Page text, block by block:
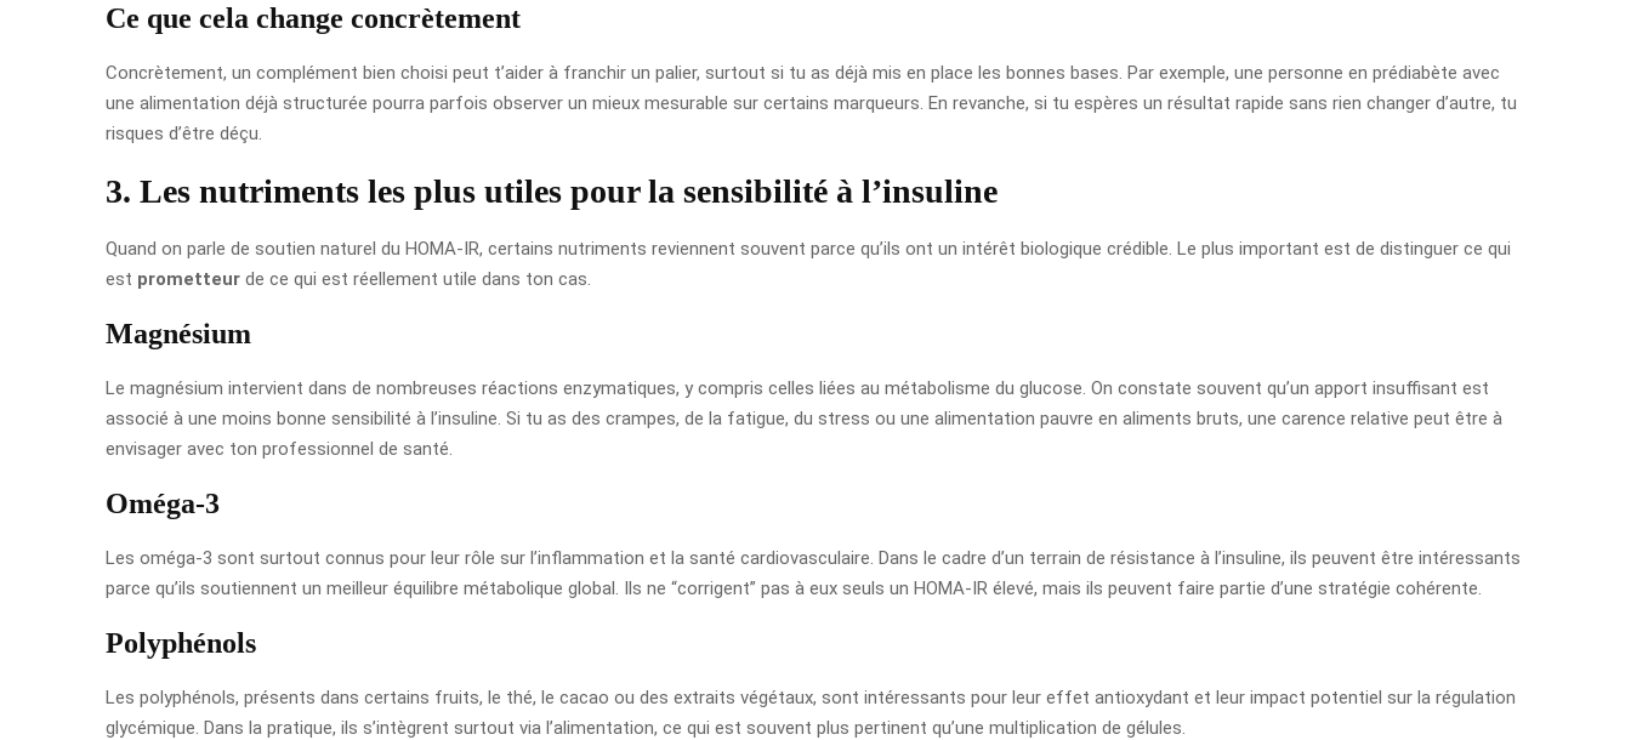
Ce que cela change concrètement
Concrètement, un complément bien choisi peut t’aider à franchir un palier, surtout si tu as déjà mis en place les bonnes bases. Par exemple, une personne en prédiabète avec
une alimentation déjà structurée pourra parfois observer un mieux mesurable sur certains marqueurs. En revanche, si tu espères un résultat rapide sans rien changer d’autre, tu
risques d’être déçu.
3. Les nutriments les plus utiles pour la sensibilité à l’insuline
Quand on parle de soutien naturel du HOMA-IR, certains nutriments reviennent souvent parce qu’ils ont un intérêt biologique crédible. Le plus important est de distinguer ce qui
est prometteur de ce qui est réellement utile dans ton cas.
Magnésium
Le magnésium intervient dans de nombreuses réactions enzymatiques, y compris celles liées au métabolisme du glucose. On constate souvent qu’un apport insuffisant est
associé à une moins bonne sensibilité à l’insuline. Si tu as des crampes, de la fatigue, du stress ou une alimentation pauvre en aliments bruts, une carence relative peut être à
envisager avec ton professionnel de santé.
Oméga-3
Les oméga-3 sont surtout connus pour leur rôle sur l’inflammation et la santé cardiovasculaire. Dans le cadre d’un terrain de résistance à l’insuline, ils peuvent être intéressants
parce qu’ils soutiennent un meilleur équilibre métabolique global. Ils ne “corrigent” pas à eux seuls un HOMA-IR élevé, mais ils peuvent faire partie d’une stratégie cohérente.
Polyphénols
Les polyphénols, présents dans certains fruits, le thé, le cacao ou des extraits végétaux, sont intéressants pour leur effet antioxydant et leur impact potentiel sur la régulation
glycémique. Dans la pratique, ils s’intègrent surtout via l’alimentation, ce qui est souvent plus pertinent qu’une multiplication de gélules.